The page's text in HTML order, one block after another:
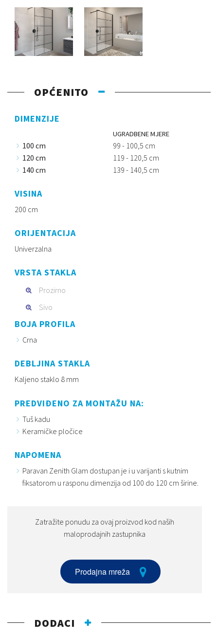
OPĆENITO
DIMENZIJE
UGRADBENE MJERE
100 cm
99 - 100,5 cm
120 cm
119 - 120,5 cm
140 cm
139 - 140,5 cm
VISINA
200 cm
ORIJENTACIJA
Univerzalna
VRSTA STAKLA
Prozirno
Sivo
BOJA PROFILA
Crna
DEBLJINA STAKLA
Kaljeno staklo 8 mm
PREDVIĐENO ZA MONTAŽU NA:
Tuš kadu
Keramičke pločice
NAPOMENA
Paravan Zenith Glam dostupan je i u varijanti s kutnim
fiksatorom u rasponu dimenzija od 100 do 120 cm širine.
Zatražite ponudu za ovaj proizvod kod naših
maloprodajnih zastupnika
Prodajna mreža
DODACI